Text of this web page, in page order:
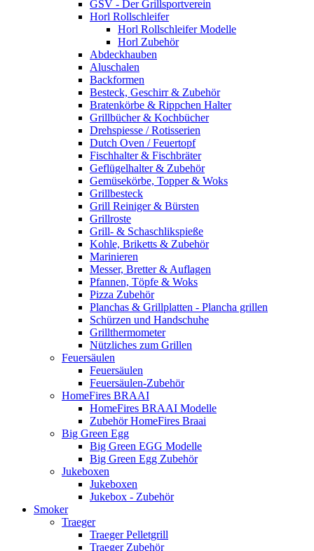
GSV - Der Grillsportverein
Horl Rollschleifer
Horl Rollschleifer Modelle
Horl Zubehör
Abdeckhauben
Aluschalen
Backformen
Besteck, Geschirr & Zubehör
Bratenkörbe & Rippchen Halter
Grillbücher & Kochbücher
Drehspiesse / Rotisserien
Dutch Oven / Feuertopf
Fischhalter & Fischbräter
Geflügelhalter & Zubehör
Gemüsekörbe, Topper & Woks
Grillbesteck
Grill Reiniger & Bürsten
Grillroste
Grill- & Schaschlikspieße
Kohle, Briketts & Zubehör
Marinieren
Messer, Bretter & Auflagen
Pfannen, Töpfe & Woks
Pizza Zubehör
Planchas & Grillplatten - Plancha grillen
Schürzen und Handschuhe
Grillthermometer
Nützliches zum Grillen
Feuersäulen
Feuersäulen
Feuersäulen-Zubehör
HomeFires BRAAI
HomeFires BRAAI Modelle
Zubehör HomeFires Braai
Big Green Egg
Big Green EGG Modelle
Big Green Egg Zubehör
Jukeboxen
Jukeboxen
Jukebox - Zubehör
Smoker
Traeger
Traeger Pelletgrill
Traeger Zubehör